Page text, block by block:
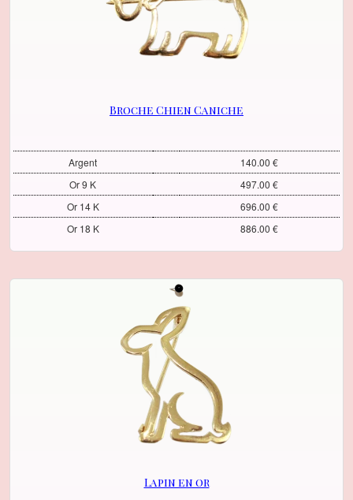
Broche Chien Caniche
Argent
140.00 €
Or 9 K
497.00 €
Or 14 K
696.00 €
Or 18 K
886.00 €
Lapin en or